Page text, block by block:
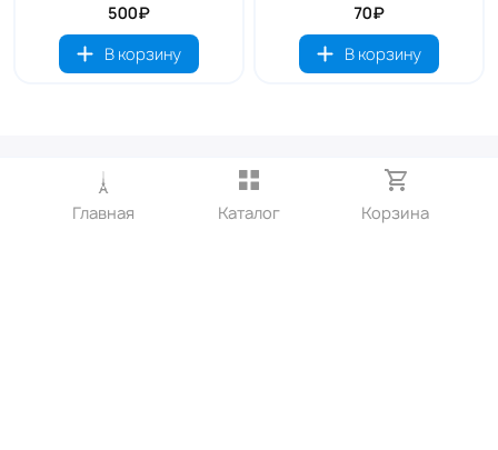
500₽
В корзину
70₽
В корзину
Контактные телефоны
8-912-682-15-05 офисный сотовый МТС
Главная Каталог Корзина